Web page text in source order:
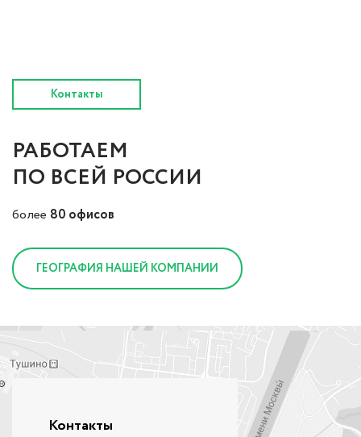
Контакты
РАБОТАЕМ
ПО ВСЕЙ РОССИИ
более 80 офисов
ГЕОГРАФИЯ НАШЕЙ КОМПАНИИ
Контакты